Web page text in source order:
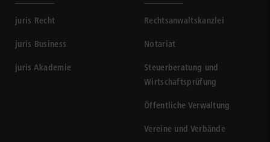
juris Recht
juris Business
juris Akademie
Rechtsanwaltskanzlei
Notariat
Steuerberatung und
Wirtschaftsprüfung
Öffentliche Verwaltung
Vereine und Verbände